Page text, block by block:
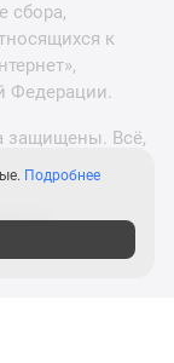
сбора,
к
Федерации.
защищены. Всё,
Подробнее